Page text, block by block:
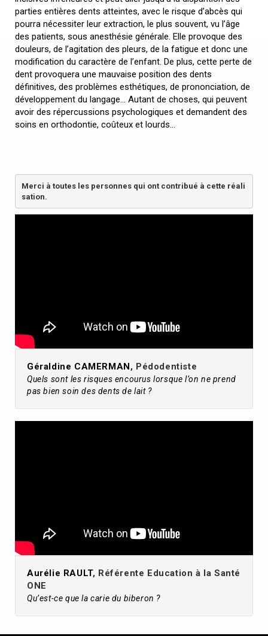
parties entières dents atteintes, avec le risque d’abcès qui
pourra nécessiter leur extraction, le plus souvent, vu l’âge
des patients, sous anesthésie générale. Elle provoque des
douleurs, de l’agitation des pleurs, de la fatigue et donc une
modification du caractère de l’enfant. De plus, cette perte de
dent provoquera une mauvaise position des dents
définitives, des problèmes esthétiques, de prononciation, de
développement du langage… Autant de choses, qui peuvent
avoir des répercussions psychologiques et demandent des
soins en orthodontie, coûteux et lourds…
Merci à toutes les personnes qui ont contribué à cette réali
sation.
Géraldine CAMERMAN, Pédodentiste
Quels sont les risques encourus lorsque l’on ne prend
pas bien soin des dents de lait ?
Aurélie RAULT, Référente Education à la Santé
ONE
Qu’est-ce que la carie du biberon ?